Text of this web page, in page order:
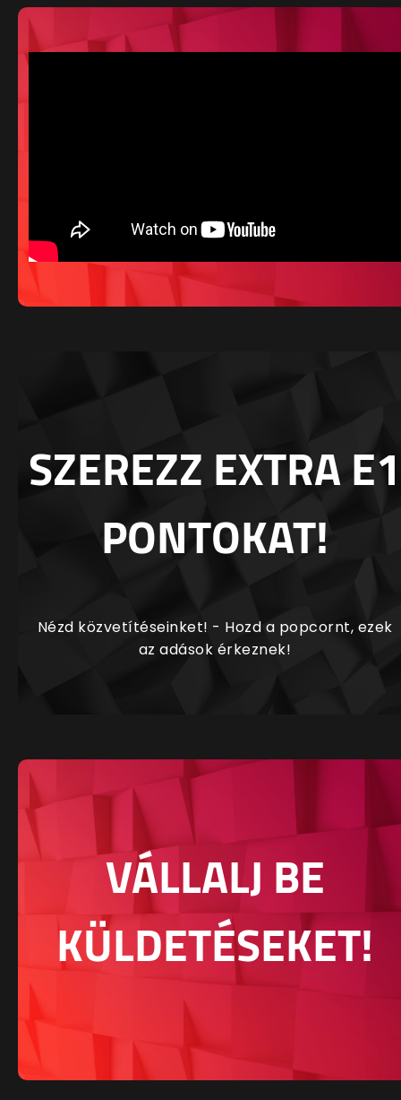
SZEREZZ EXTRA E1
PONTOKAT!
Nézd közvetítéseinket! - Hozd a popcornt, ezek
az adások érkeznek!
VÁLLALJ BE
KÜLDETÉSEKET!